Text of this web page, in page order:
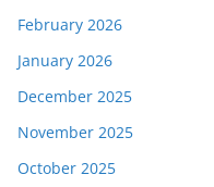
February 2026
January 2026
December 2025
November 2025
October 2025